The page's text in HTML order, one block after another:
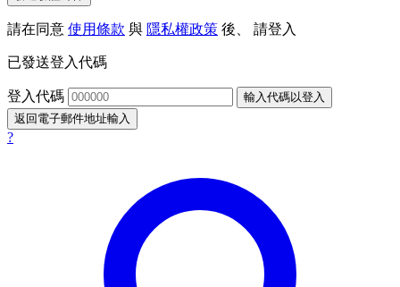
請在同意 使用條款 與 隱私權政策 後、 請登入
已發送登入代碼
登入代碼
輸入代碼以登入
返回電子郵件地址輸入
?